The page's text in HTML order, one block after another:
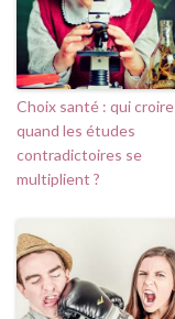
Choix santé : qui croire
quand les études
contradictoires se
multiplient ?